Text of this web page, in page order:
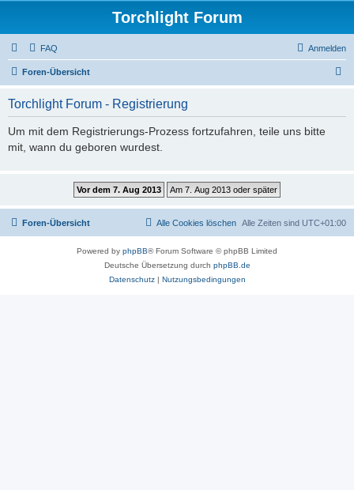
Torchlight Forum
FAQ Anmelden
Foren-Übersicht
Torchlight Forum - Registrierung
Um mit dem Registrierungs-Prozess fortzufahren, teile uns bitte
mit, wann du geboren wurdest.
Foren-Übersicht Alle Zeiten sind UTC+01:00
Alle Cookies löschen
Powered by phpBB® Forum Software © phpBB Limited
Deutsche Übersetzung durch phpBB.de
Datenschutz| Nutzungsbedingungen